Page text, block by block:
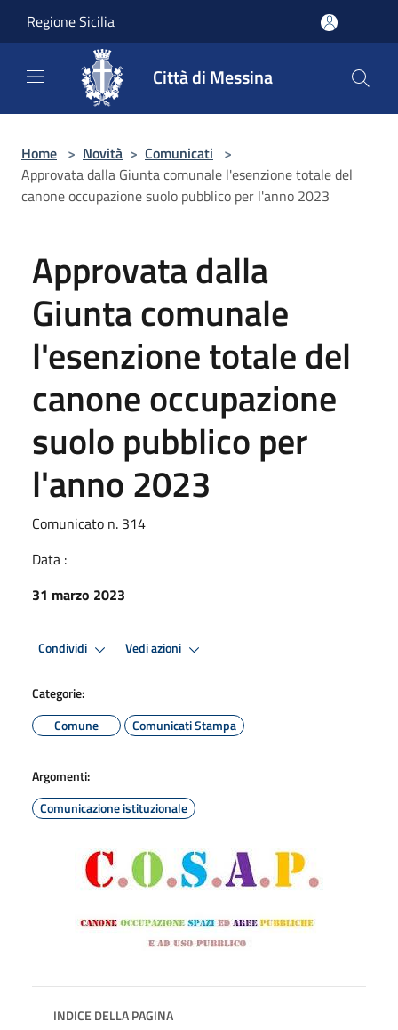
Regione Sicilia
Città di Messina
Home > Novità > Comunicati >
Approvata dalla Giunta comunale l'esenzione totale del
canone occupazione suolo pubblico per l'anno 2023
Approvata dalla
Giunta comunale
l'esenzione totale del
canone occupazione
suolo pubblico per
l'anno 2023
Comunicato n. 314
Data :
31 marzo 2023
Condividi Vedi azioni
Categorie:
Comune
Comunicati Stampa
Argomenti:
Comunicazione istituzionale
INDICE DELLA PAGINA